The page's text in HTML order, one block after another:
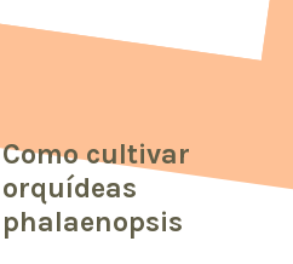
Como cultivar
orquídeas
phalaenopsis